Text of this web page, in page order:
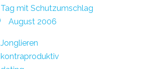
Tag mit Schutzumschlag
August 2006
Jonglieren
kontraproduktiv